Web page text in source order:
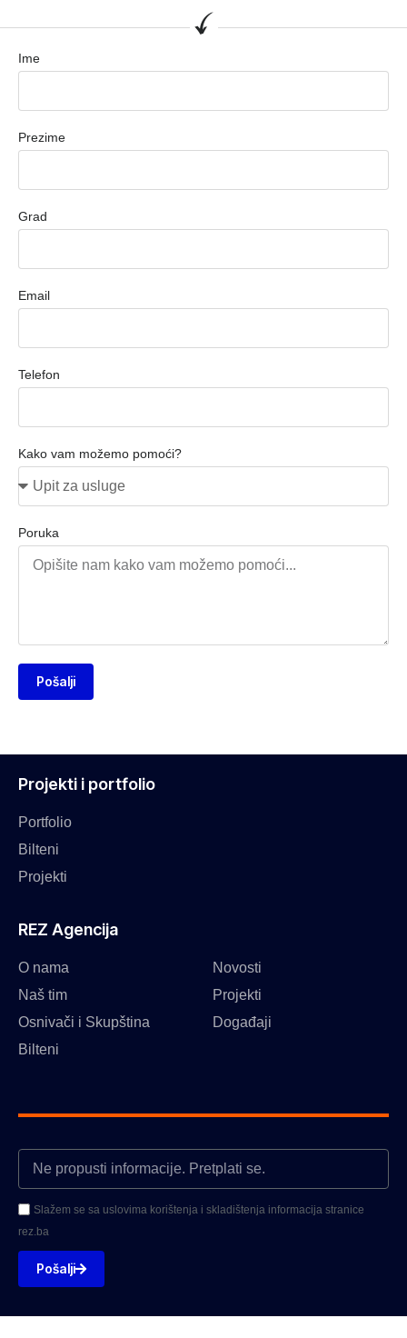
Ime
Prezime
Grad
Email
Telefon
Kako vam možemo pomoći?
Poruka
Pošalji
Projekti i portfolio
Portfolio
Bilteni
Projekti
REZ Agencija
O nama
Naš tim
Osnivači i Skupština
Bilteni
Novosti
Projekti
Događaji
Slažem se sa uslovima korištenja i skladištenja informacija stranice
rez.ba
Pošalji